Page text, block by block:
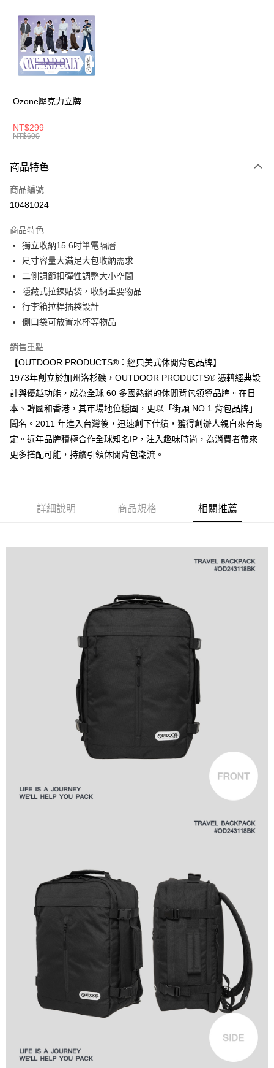
Apple Pay
悠遊付
AFTEE先享後付
【關於「AFTEE先享後付」】
便利好安心！
１．簡單：不需註冊會員、不需綁卡、不需儲值。
１．於結帳方式選擇「AFTEE先享後付」後，將跳轉至「AFTEE先享後付」
結帳頁面，進行簡訊認證並確認金額後，即可完成結帳。
ATM／網路銀行／等多元方式進行付款，方視為交易完成。
※ 請注意：結帳手續完成當下不需立刻繳費，但若您需要取消訂單，請聯絡
購買商品的店家。未經商家同意取消之訂單仍視為有效，需透過AFTEE先享
後付繳納相關費用。
※ 交易是否成功請以「AFTEE先享後付 」之結帳頁面顯示為準，若有關於
是否繳費成功／繳費後需取消欲退款等相關疑問，請聯繫「AFTEE先享後付
【注意事項】
易，需依本服務之必要範圍內提供個人資料，並將交易相關給付款項請求債
２．關於個人資料處理事宜，請瀏覽以下網址：
https://aftee.tw/terms/#terms3
３．未成年的使用者請事先徵得法定代理人或監護人之同意方可使用
「AFTEE先享後付」，若未經同意申辦者引起之損失，本公司不負相關責
任。
４．使用「AFTEE先享後付」時，將依據個別帳號之用戶狀況，依本公司即
請求用戶進行身份認證。
５．嚴禁一人註冊多個帳號或使用他人資訊註冊。若發現惡意使用之情形，
運送方式
宅配
外島宅配
Ozone壓克力立牌
NT$299
NT$600
商品特色
商品編號
10481024
商品特色
獨立收納15.6吋筆電隔層
尺寸容量大滿足大包收納需求
二側調節扣彈性調整大小空間
隱藏式拉鍊貼袋，收納重要物品
行李箱拉桿插袋設計
側口袋可放置水杯等物品
銷售重點
【OUTDOOR PRODUCTS®：經典美式休閒背包品牌】
1973年創立於加州洛杉磯，OUTDOOR PRODUCTS® 憑藉經典設
計與優越功能，成為全球 60 多國熱銷的休閒背包領導品牌。在日
本、韓國和香港，其市場地位穩固，更以「街頭 NO.1 背包品牌」
聞名。2011 年進入台灣後，迅速創下佳績，獲得創辦人親自來台肯
定。近年品牌積極合作全球知名IP，注入趣味時尚，為消費者帶來
更多搭配可能，持續引領休閒背包潮流。
詳細說明 商品規格 相關推薦